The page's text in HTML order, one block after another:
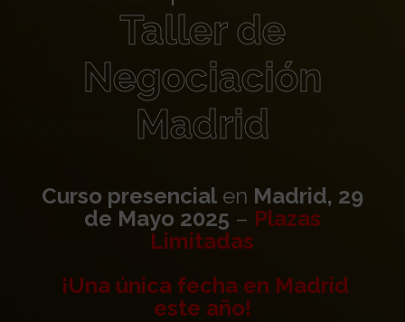
Taller de
Negociación
Madrid
Curso presencialen Madrid, 29
de Mayo 2025 – Plazas
Limitadas
¡Una única fecha en Madrid
este año!